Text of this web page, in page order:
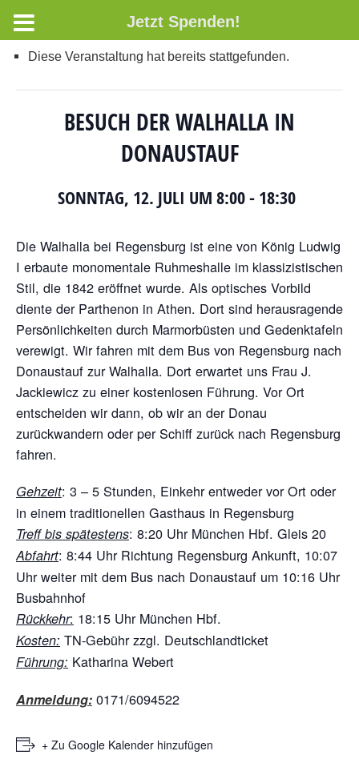
Diese Veranstaltung hat bereits stattgefunden.
BESUCH DER WALHALLA IN
DONAUSTAUF
SONNTAG, 12. JULI UM 8:00- 18:30
Die Walhalla bei Regensburg ist eine von König Ludwig
I erbaute monomentale Ruhmeshalle im klassizistischen
Stil, die 1842 eröffnet wurde. Als optisches Vorbild
diente der Parthenon in Athen. Dort sind herausragende
Persönlichkeiten durch Marmorbüsten und Gedenktafeln
verewigt. Wir fahren mit dem Bus von Regensburg nach
Donaustauf zur Walhalla. Dort erwartet uns Frau J.
Jackiewicz zu einer kostenlosen Führung. Vor Ort
entscheiden wir dann, ob wir an der Donau
zurückwandern oder per Schiff zurück nach Regensburg
fahren.
Gehzeit: 3 – 5 Stunden, Einkehr entweder vor Ort oder
in einem traditionellen Gasthaus in Regensburg
Treff bis spätestens: 8:20 Uhr München Hbf. Gleis 20
Abfahrt: 8:44 Uhr Richtung Regensburg Ankunft, 10:07
Uhr weiter mit dem Bus nach Donaustauf um 10:16 Uhr
Busbahnhof
Rückkehr: 18:15 Uhr München Hbf.
Kosten: TN-Gebühr zzgl. Deutschlandticket
Führung: Katharina Webert
Anmeldung: 0171/6094522
+ Zu Google Kalender hinzufügen
Jetzt Spenden!